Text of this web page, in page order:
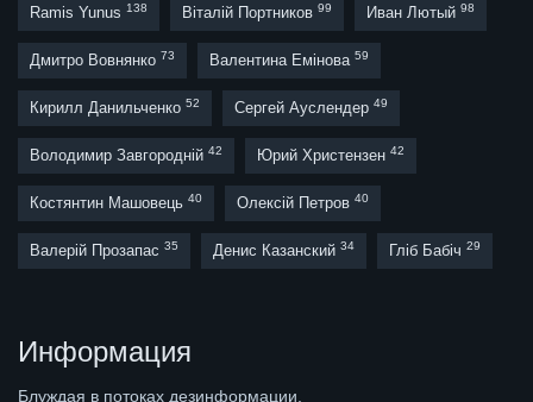
Ramis Yunus 138 Віталій Портников 99 Иван Лютый 98
Дмитро Вовнянко 73 Валентина Емінова 59
Кирилл Данильченко 52 Сергей Ауслендер 49
Володимир Завгородній 42 Юрий Христензен 42
Костянтин Машовець 40 Олексій Петров 40
Валерій Прозапас 35 Денис Казанский 34 Гліб Бабіч 29
Информация
Блуждая в потоках дезинформации,